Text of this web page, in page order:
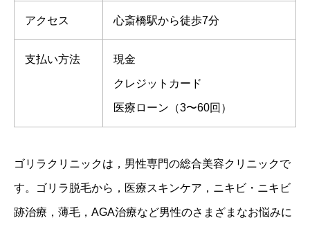
アクセス 心斎橋駅から徒歩7分
支払い方法 現金
クレジットカード
医療ローン（3〜60回）
ゴリラクリニックは，男性専門の総合美容クリニックで
す。ゴリラ脱毛から，医療スキンケア，ニキビ・ニキビ
跡治療，薄毛，AGA治療など男性のさまざまなお悩みに